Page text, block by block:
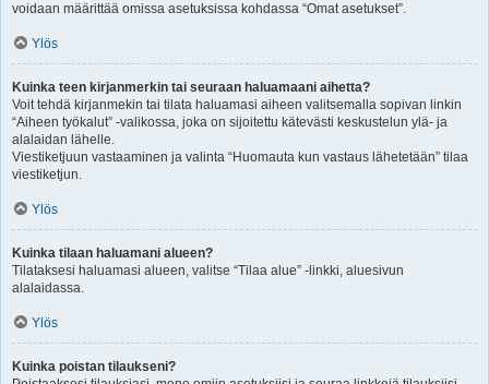
voidaan määrittää omissa asetuksissa kohdassa “Omat asetukset”.
Ylös
Kuinka teen kirjanmerkin tai seuraan haluamaani aihetta?
Voit tehdä kirjanmekin tai tilata haluamasi aiheen valitsemalla sopivan linkin
“Aiheen työkalut” -valikossa, joka on sijoitettu kätevästi keskustelun ylä- ja
alalaidan lähelle.
Viestiketjuun vastaaminen ja valinta “Huomauta kun vastaus lähetetään” tilaa
viestiketjun.
Ylös
Kuinka tilaan haluamani alueen?
Tilataksesi haluamasi alueen, valitse “Tilaa alue” -linkki, aluesivun
alalaidassa.
Ylös
Kuinka poistan tilaukseni?